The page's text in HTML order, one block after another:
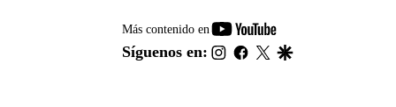
Más contenido en
youtube-
footer
Síguenos en: instagram
facebook
twitter